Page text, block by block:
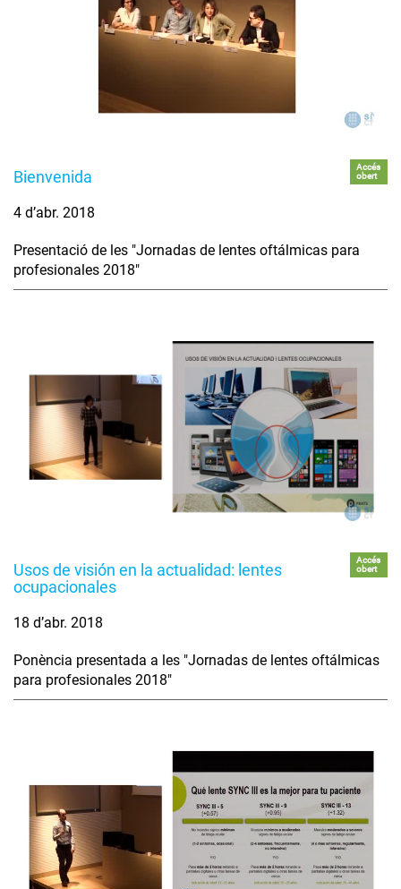
Bienvenida
Accés
obert
4 d’abr. 2018
Presentació de les "Jornadas de lentes oftálmicas para
profesionales 2018"
Usos de visión en la actualidad: lentes
ocupacionales
Accés
obert
18 d’abr. 2018
Ponència presentada a les "Jornadas de lentes oftálmicas
para profesionales 2018"